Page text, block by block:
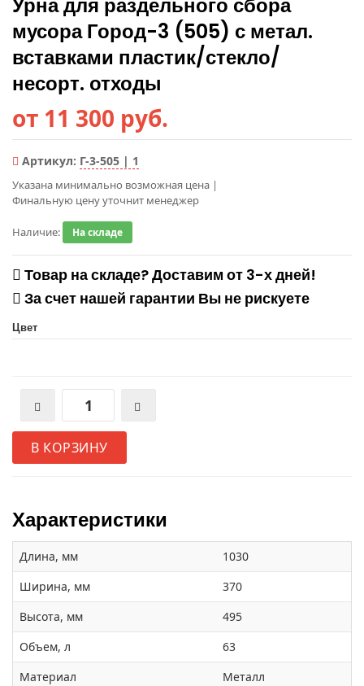
Урна для раздельного сбора
мусора Город-3 (505) с метал.
вставками пластик/стекло/
несорт. отходы
от 11 300 руб.
Артикул: Г-3-505 | 1
Указана минимально возможная цена |
Финальную цену уточнит менеджер
Наличие: На складе
Товар на складе? Доставим от 3-х дней!
За счет нашей гарантии Вы не рискуете
Цвет
В КОРЗИНУ
Характеристики
Длина, мм
1030
Ширина, мм
370
Высота, мм
495
Объем, л
63
Материал
Металл